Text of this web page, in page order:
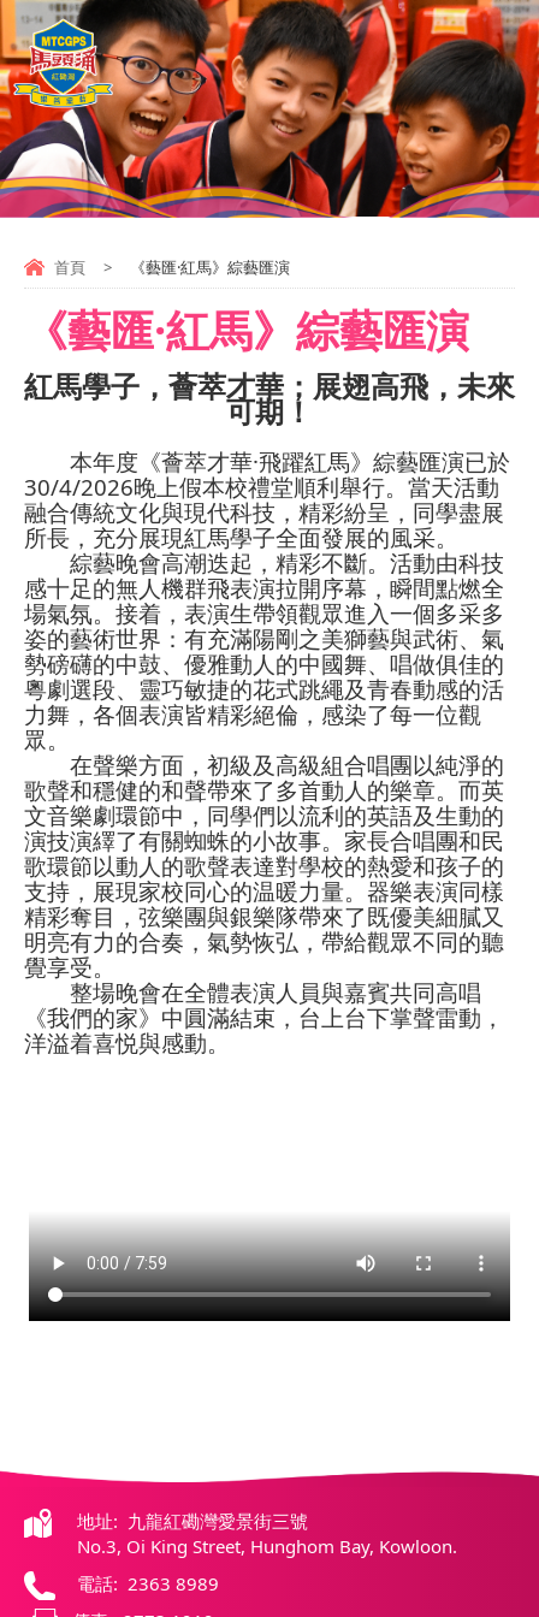
首頁 > 《藝匯·紅馬》綜藝匯演
《藝匯·紅馬》綜藝匯演
紅馬學子，薈萃才華；展翅高飛，未來
可期！
本年度《薈萃才華·飛躍紅馬》綜藝匯演已於
30/4/2026晚上假本校禮堂順利舉行。當天活動
融合傳統文化與現代科技，精彩紛呈，同學盡展
所長，充分展現紅馬學子全面發展的風采。
綜藝晚會高潮迭起，精彩不斷。活動由科技
感十足的無人機群飛表演拉開序幕，瞬間點燃全
場氣氛。接着，表演生帶領觀眾進入一個多采多
姿的藝術世界：有充滿陽剛之美獅藝與武術、氣
勢磅礴的中鼓、優雅動人的中國舞、唱做俱佳的
粵劇選段、靈巧敏捷的花式跳繩及青春動感的活
力舞，各個表演皆精彩絕倫，感染了每一位觀
眾。
在聲樂方面，初級及高級組合唱團以純淨的
歌聲和穩健的和聲帶來了多首動人的樂章。而英
文音樂劇環節中，同學們以流利的英語及生動的
演技演繹了有關蜘蛛的小故事。家長合唱團和民
歌環節以動人的歌聲表達對學校的熱愛和孩子的
支持，展現家校同心的温暖力量。器樂表演同樣
精彩奪目，弦樂團與銀樂隊帶來了既優美細膩又
明亮有力的合奏，氣勢恢弘，帶給觀眾不同的聽
覺享受。
整場晚會在全體表演人員與嘉賓共同高唱
《我們的家》中圓滿結束，台上台下掌聲雷動，
洋溢着喜悦與感動。
地址: 九龍紅磡灣愛景街三號
No.3, Oi King Street, Hunghom Bay, Kowloon.
電話: 2363 8989